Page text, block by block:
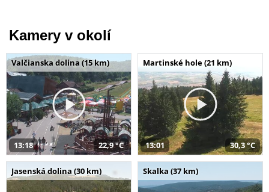
Kamery v okolí
Valčianska dolina (15 km)
13:18 22,9 °C
Martinské hole (21 km)
13:01 30,3 °C
Jasenská dolina (30 km) Skalka (37 km)